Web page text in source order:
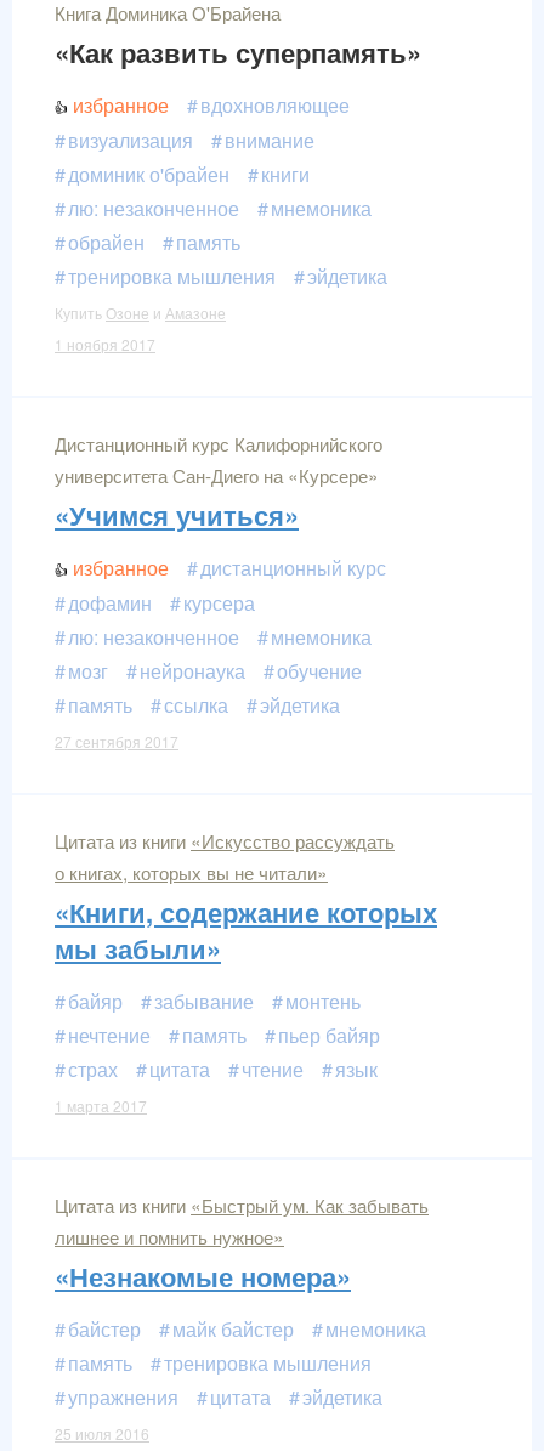
Книга Доминика О'Брайена
«Как развить суперпамять»
избранное
вдохновляющее
визуализация
внимание
доминик о'брайен
книги
лю: незаконченное
мнемоника
обрайен
память
тренировка мышления
эйдетика
Купить Озоне и Амазоне
1 ноября 2017
Дистанционный курс Калифорнийского
университета Сан-Диего на «Курсере»
«Учимся учиться»
избранное
дистанционный курс
дофамин
курсера
лю: незаконченное
мнемоника
мозг
нейронаука
обучение
память
ссылка эйдетика
27 сентября 2017
Цитата из книги «Искусство рассуждать
о книгах, которых вы не читали»
«Книги, содержание которых
мы забыли»
байяр забывание
монтень
нечтение
память
пьер байяр
страх
цитата чтение язык
1 марта 2017
Цитата из книги «Быстрый ум. Как забывать
лишнее и помнить нужное»
«Незнакомые номера»
байстер майк байстер
мнемоника
память
тренировка мышления
упражнения
цитата эйдетика
25 июля 2016